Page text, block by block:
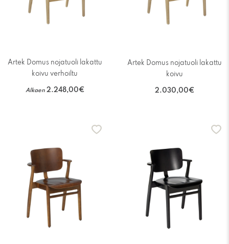
Artek Domus nojatuoli lakattu
koivu verhoiltu
Alkaen 2.248,00€
Artek Domus nojatuoli lakattu
koivu
2.030,00€